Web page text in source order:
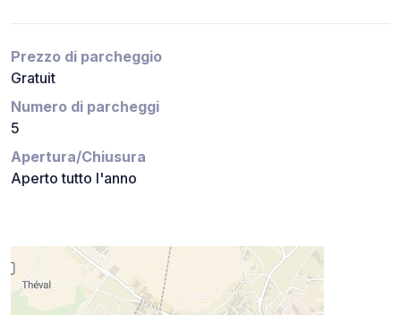
Prezzo di parcheggio
Gratuit
Numero di parcheggi
5
Apertura/Chiusura
Aperto tutto l'anno